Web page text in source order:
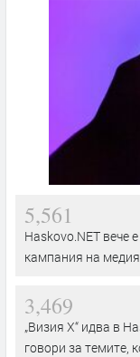
5,561
Haskovo.NET вече
кампания на
3,469
„Визия Х“ идва в
говори за темите,